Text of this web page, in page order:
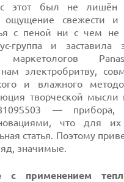
этот был не лишён
ощущение свежести и
с пеной ни с чем не
группа и заставила
электробритву,
и влажного
творческой мысли
— прибора,
что для их
статья. Поэтому
значимые.
с применением